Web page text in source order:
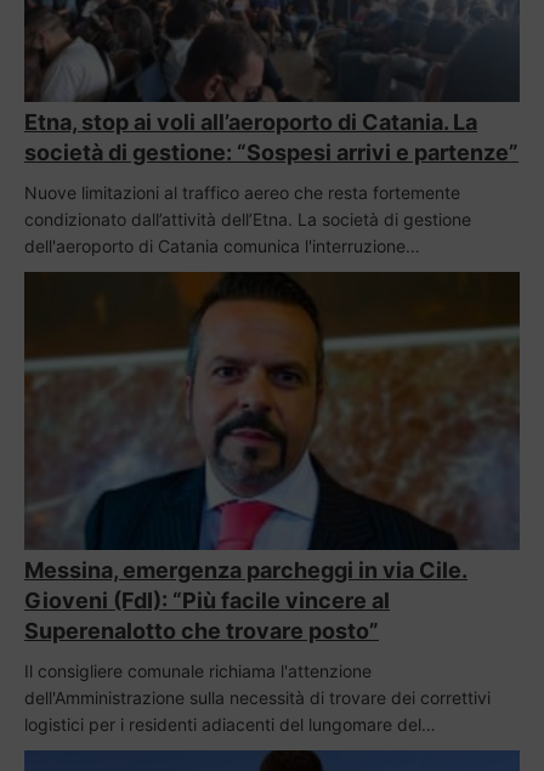
Etna, stop ai voli all’aeroporto di Catania. La
società di gestione: “Sospesi arrivi e partenze”
Nuove limitazioni al traffico aereo che resta fortemente
condizionato dall’attività dell’Etna. La società di gestione
dell'aeroporto di Catania comunica l'interruzione…
Messina, emergenza parcheggi in via Cile.
Gioveni (FdI): “Più facile vincere al
Superenalotto che trovare posto”
Il consigliere comunale richiama l'attenzione
dell'Amministrazione sulla necessità di trovare dei correttivi
logistici per i residenti adiacenti del lungomare del…